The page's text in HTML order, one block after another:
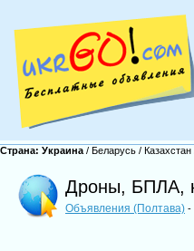
Страна: Украина / Беларусь / Казахстан
Дроны, БПЛА,
Объявления (Полтава) -